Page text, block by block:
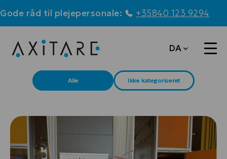
Gode råd til plejepersonale: +35840 123 9294
DA
Alle Ikke kategoriseret